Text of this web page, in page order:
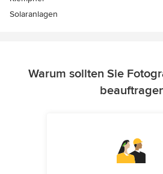
Solaranlagen
Warum sollten Sie